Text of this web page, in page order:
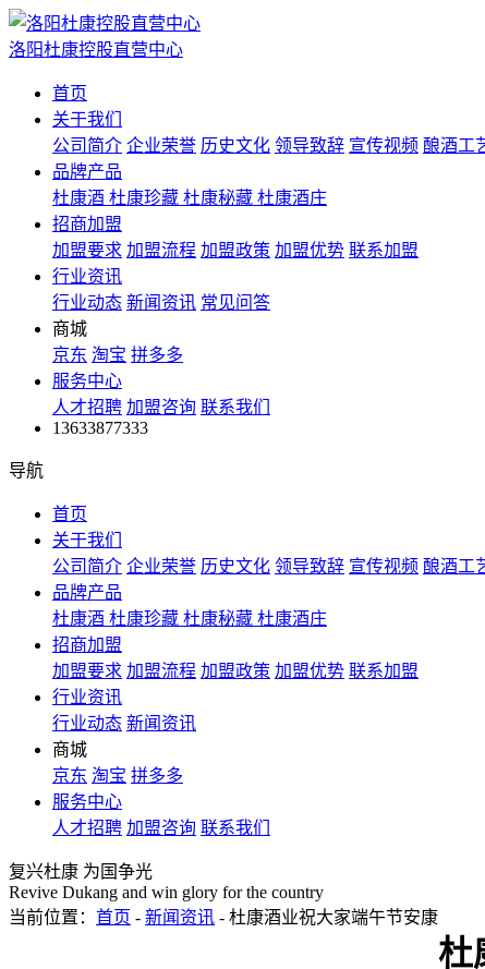
洛阳杜康控股直营中心
首页
关于我们
公司简介 企业荣誉 历史文化 领导致辞 宣传视频 酿酒工
品牌产品
杜康酒 杜康珍藏 杜康秘藏 杜康酒庄
招商加盟
加盟要求 加盟流程 加盟政策 加盟优势 联系加盟
行业资讯
行业动态 新闻资讯 常见问答
商城
京东 淘宝 拼多多
服务中心
人才招聘 加盟咨询 联系我们
13633877333
导航
首页
关于我们
公司简介 企业荣誉 历史文化 领导致辞 宣传视频 酿酒工
品牌产品
杜康酒 杜康珍藏 杜康秘藏 杜康酒庄
招商加盟
加盟要求 加盟流程 加盟政策 加盟优势 联系加盟
行业资讯
行业动态 新闻资讯
商城
京东 淘宝 拼多多
服务中心
人才招聘 加盟咨询 联系我们
复兴杜康 为国争光
Revive Dukang and win glory for the country
当前位置： 首页 - 新闻资讯 - 杜康酒业祝大家端午节安康
杜